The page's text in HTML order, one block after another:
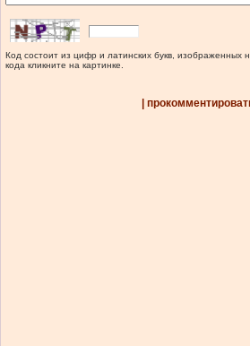
Код состоит из цифр и латинских букв, изображенных
кода кликните на картинке.
|